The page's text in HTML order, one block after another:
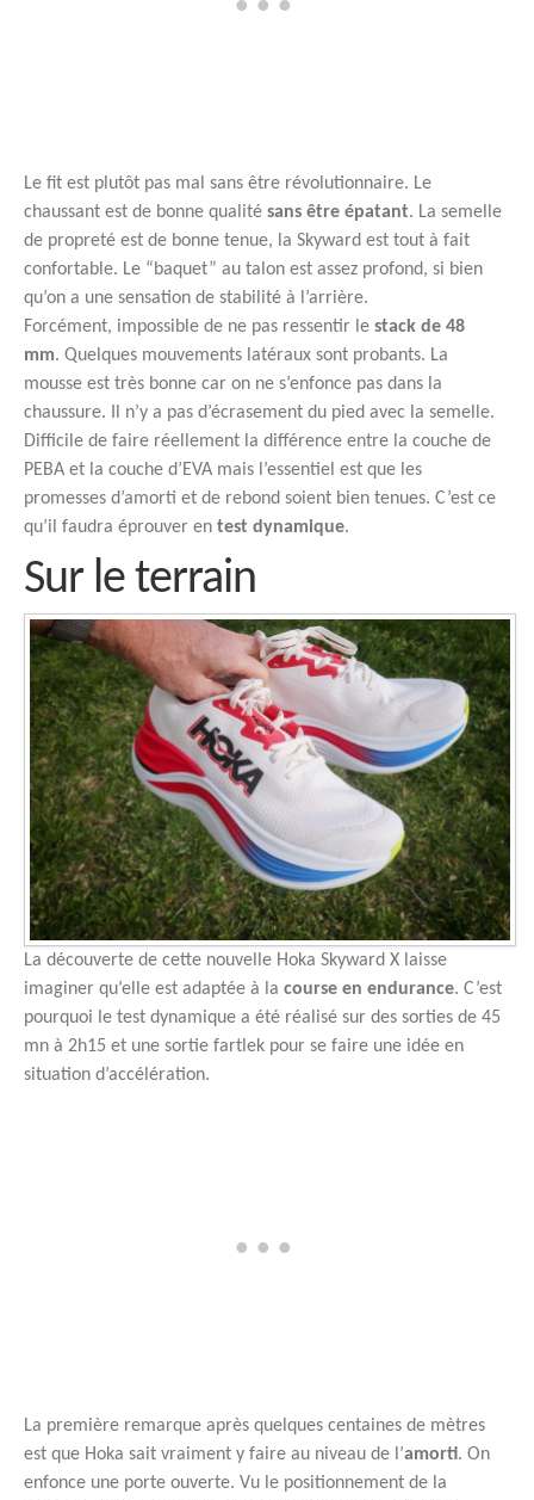
Le fit est plutôt pas mal sans être révolutionnaire. Le
chaussant est de bonne qualité sans être épatant. La semelle
de propreté est de bonne tenue, la Skyward est tout à fait
confortable. Le “baquet” au talon est assez profond, si bien
qu’on a une sensation de stabilité à l’arrière.
Forcément, impossible de ne pas ressentir le stack de 48
mm. Quelques mouvements latéraux sont probants. La
mousse est très bonne car on ne s’enfonce pas dans la
chaussure. Il n’y a pas d’écrasement du pied avec la semelle.
Difficile de faire réellement la différence entre la couche de
PEBA et la couche d’EVA mais l’essentiel est que les
promesses d’amorti et de rebond soient bien tenues. C’est ce
qu’il faudra éprouver en test dynamique.
Sur le terrain
La découverte de cette nouvelle Hoka Skyward X laisse
imaginer qu’elle est adaptée à la course en endurance. C’est
pourquoi le test dynamique a été réalisé sur des sorties de 45
mn à 2h15 et une sortie fartlek pour se faire une idée en
situation d’accélération.
La première remarque après quelques centaines de mètres
est que Hoka sait vraiment y faire au niveau de l’amorti. On
enfonce une porte ouverte. Vu le positionnement de la